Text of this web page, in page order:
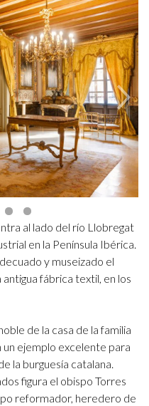
al lado del río Llobregat
en la Península Ibérica.
y museizado el
fábrica textil, en los
de la casa de la familia
un ejemplo excelente para
la burguesía catalana.
figura el obispo Torres
reformador, heredero de